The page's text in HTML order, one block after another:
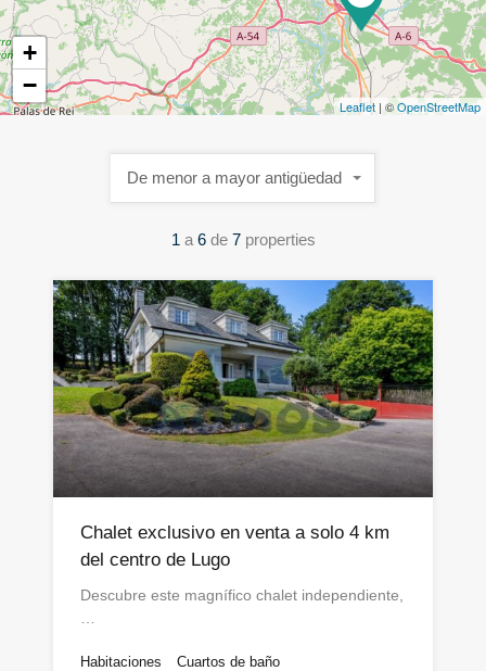
+
−
Leaflet | ©OpenStreetMap
1 a 6 de 7 properties
De menor a mayor antigüedad
Chalet exclusivo en venta a solo 4 km
del centro de Lugo
Descubre este magnífico chalet independiente,
Habitaciones Cuartos de baño